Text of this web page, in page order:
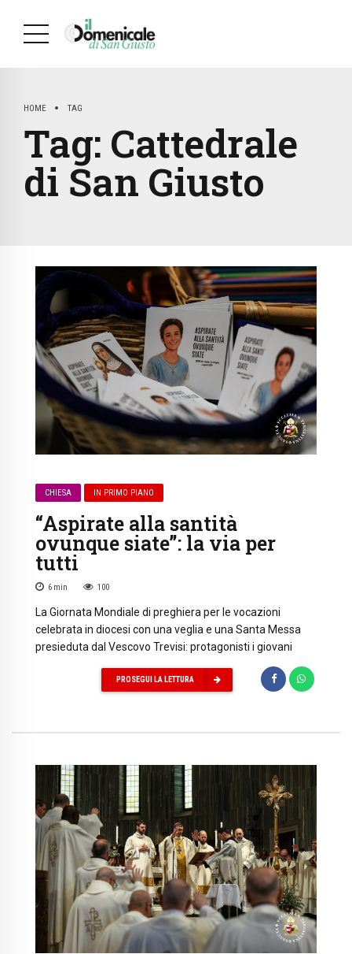
HOME TAG
Tag: Cattedrale
di San Giusto
CHIESA IN PRIMO PIANO
“Aspirate alla santità
ovunque siate”: la via per
tutti
6 min 100
La Giornata Mondiale di preghiera per le vocazioni
celebrata in diocesi con una veglia e una Santa Messa
presieduta dal Vescovo Trevisi: protagonisti i giovani
PROSEGUI LA LETTURA